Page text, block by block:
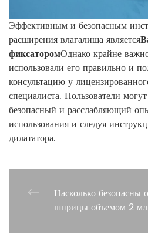
Эффективным и безопасным
расширения влагалища является
фиксаторомОднако крайне
использовали его правильно и
консультацию у
специалиста. Пользователи
безопасный и расслабляющий
использования и следуя
дилататора.
Насколько безопасны
шприцы объемом 2